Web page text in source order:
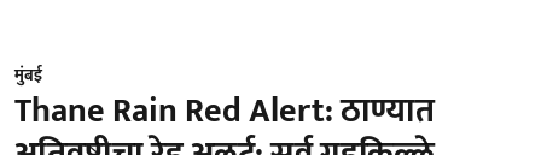
मुंबई
Thane Rain Red Alert: ठाण्यात